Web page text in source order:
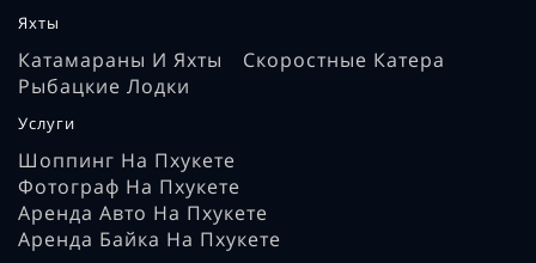
Яхты
Катамараны И Яхты
Скоростные Катера
Рыбацкие Лодки
Услуги
Шоппинг На Пхукете
Фотограф На Пхукете
Аренда Авто На Пхукете
Аренда Байка На Пхукете